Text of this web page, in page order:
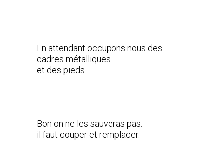
En attendant occupons nous des
cadres métalliques
et des pieds.
Bon on ne les sauveras pas.
il faut couper et remplacer.